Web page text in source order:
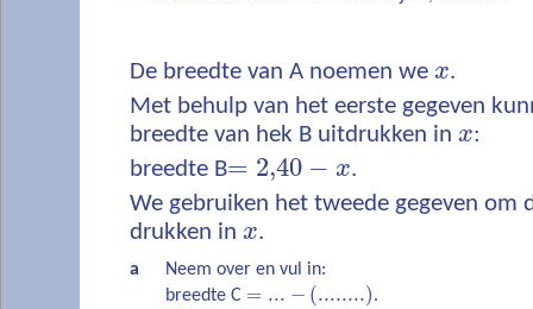
De breedte van A noemen we x.
Met behulp van het eerste gegeven
breedte van hek B uitdrukken in x:
breedte B= 2,40 − x.
We gebruiken het tweede gegeven om
drukken in x.
a
Neem over en vul in:
breedte C = ... − (........).